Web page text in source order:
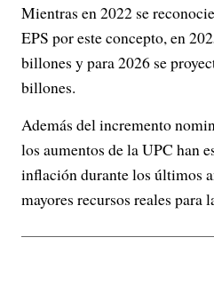
Mientras en 2022 se
EPS por este concepto, en
billones y para 2026 se
billones.
Además del incremento
los aumentos de la UPC han
inflación durante los últimos
mayores recursos reales para